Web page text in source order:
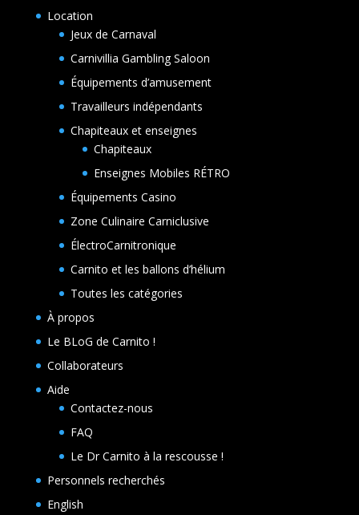
Location
Jeux de Carnaval
Carnivillia Gambling Saloon
Équipements d’amusement
Travailleurs indépendants
Chapiteaux et enseignes
Chapiteaux
Enseignes Mobiles RÉTRO
Équipements Casino
Zone Culinaire Carniclusive
ÉlectroCarnitronique
Carnito et les ballons d’hélium
Toutes les catégories
À propos
Le BLoG de Carnito !
Collaborateurs
Aide
Contactez-nous
FAQ
Le Dr Carnito à la rescousse !
Personnels recherchés
English